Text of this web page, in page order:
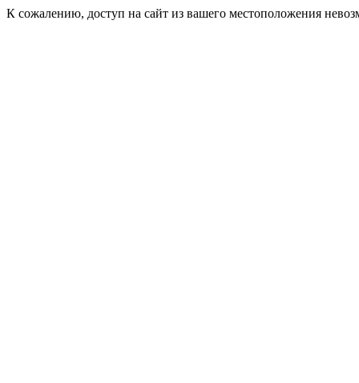
К сожалению, доступ на сайт из вашего местоположения